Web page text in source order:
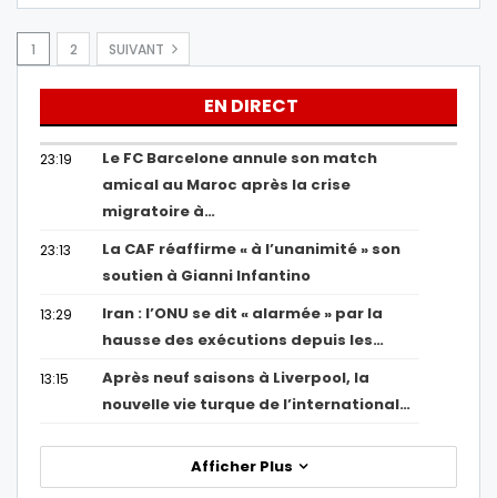
1 2 SUIVANT
EN DIRECT
23:19
Le FC Barcelone annule son match
amical au Maroc après la crise
migratoire à…
23:13
La CAF réaffirme « à l’unanimité » son
soutien à Gianni Infantino
13:29
Iran : l’ONU se dit « alarmée » par la
hausse des exécutions depuis les…
13:15
Après neuf saisons à Liverpool, la
nouvelle vie turque de l’international…
Afficher Plus